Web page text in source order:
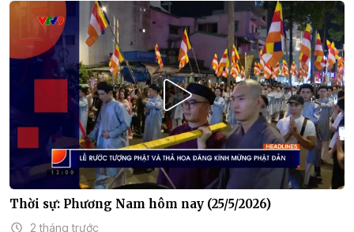
Thời sự: Phương Nam hôm nay (25/5/2026)
2 tháng trước